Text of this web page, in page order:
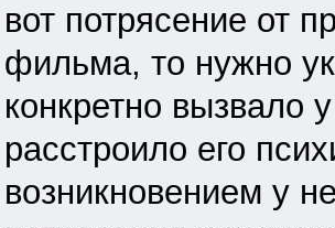
вот потрясение от
фильма, то нужно
конкретно вызвало
расстроило его
возникновением у